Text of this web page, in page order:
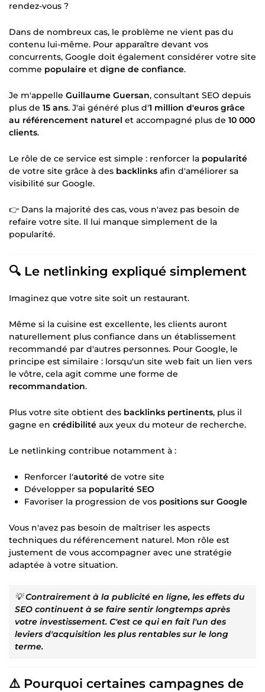
rendez-vous ?
Dans de nombreux cas, le problème ne vient pas du
contenu lui-même. Pour apparaître devant vos
concurrents, Google doit également considérer votre site
comme populaire et digne de confiance.
Je m'appelle Guillaume Guersan, consultant SEO depuis
plus de 15 ans. J'ai généré plus d'1 million d'euros grâce
au référencement naturel et accompagné plus de 10 000
clients.
Le rôle de ce service est simple : renforcer la popularité
de votre site grâce à des backlinks afin d'améliorer sa
visibilité sur Google.
👉 Dans la majorité des cas, vous n'avez pas besoin de
refaire votre site. Il lui manque simplement de la
popularité.
🔍 Le netlinking expliqué simplement
Imaginez que votre site soit un restaurant.
Même si la cuisine est excellente, les clients auront
naturellement plus confiance dans un établissement
recommandé par d'autres personnes. Pour Google, le
principe est similaire : lorsqu'un site web fait un lien vers
le vôtre, cela agit comme une forme de
recommandation.
Plus votre site obtient des backlinks pertinents, plus il
gagne en crédibilité aux yeux du moteur de recherche.
Le netlinking contribue notamment à :
Renforcer l'autorité de votre site
Développer sa popularité SEO
Favoriser la progression de vos positions sur Google
Vous n'avez pas besoin de maîtriser les aspects
techniques du référencement naturel. Mon rôle est
justement de vous accompagner avec une stratégie
adaptée à votre situation.
💡Contrairement à la publicité en ligne, les effets du
SEO continuent à se faire sentir longtemps après
votre investissement. C'est ce qui en fait l'un des
leviers d'acquisition les plus rentables sur le long
terme.
⚠️ Pourquoi certaines campagnes de